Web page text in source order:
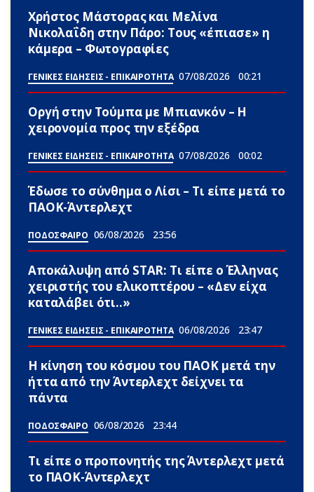
Χρήστος Μάστορας και Μελίνα
Νικολαΐδη στην Πάρο: Τους «έπιασε» η
κάμερα – Φωτογραφίες
ΓΕΝΙΚΕΣ ΕΙΔΗΣΕΙΣ - ΕΠΙΚΑΙΡΟΤΗΤΑ 07/08/2026 00:21
Οργή στην Τούμπα με Μπιανκόν – Η
χειρονομία προς την εξέδρα
ΓΕΝΙΚΕΣ ΕΙΔΗΣΕΙΣ - ΕΠΙΚΑΙΡΟΤΗΤΑ 07/08/2026 00:02
Έδωσε το σύνθημα ο Λίσι – Τι είπε μετά το
ΠΑΟΚ-Άντερλεχτ
ΠΟΔΟΣΦΑΙΡΟ 06/08/2026 23:56
Αποκάλυψη από STAR: Τι είπε ο Έλληνας
χειριστής του ελικοπτέρου – «Δεν είχα
καταλάβει ότι..»
ΓΕΝΙΚΕΣ ΕΙΔΗΣΕΙΣ - ΕΠΙΚΑΙΡΟΤΗΤΑ 06/08/2026 23:47
Η κίνηση του κόσμου του ΠΑΟΚ μετά την
ήττα από την Άντερλεχτ δείχνει τα
πάντα
ΠΟΔΟΣΦΑΙΡΟ 06/08/2026 23:44
Τι είπε ο προπονητής της Άντερλεχτ μετά
το ΠΑΟΚ-Άντερλεχτ